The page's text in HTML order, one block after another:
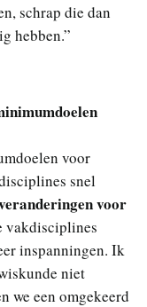
schrap die dan
hebben.”
voor
snel
voor
vakdisciplines
inspanningen. Ik
niet
we een omgekeerd